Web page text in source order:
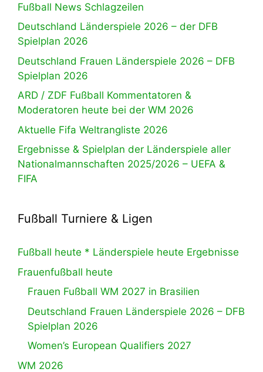
Fußball News Schlagzeilen
Deutschland Länderspiele 2026 – der DFB
Spielplan 2026
Deutschland Frauen Länderspiele 2026 – DFB
Spielplan 2026
ARD / ZDF Fußball Kommentatoren &
Moderatoren heute bei der WM 2026
Aktuelle Fifa Weltrangliste 2026
Ergebnisse & Spielplan der Länderspiele aller
Nationalmannschaften 2025/2026 – UEFA &
FIFA
Fußball Turniere & Ligen
Fußball heute * Länderspiele heute Ergebnisse
Frauenfußball heute
Frauen Fußball WM 2027 in Brasilien
Deutschland Frauen Länderspiele 2026 – DFB
Spielplan 2026
Women’s European Qualifiers 2027
WM 2026